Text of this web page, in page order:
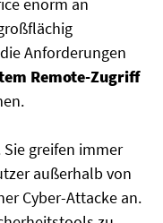
Anforderungen
Remote-Zugriff
greifen immer
außerhalb von
Cyber-Attacke an.